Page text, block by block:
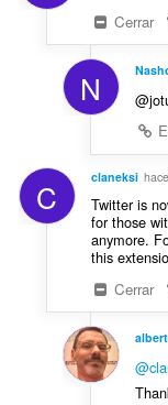
Cerrar
N
C claneksi
Twitter is
for those
anymore.
this
Cerrar